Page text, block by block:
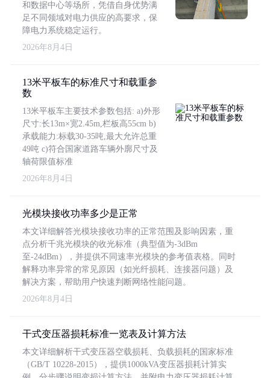
和数据中心等场所，凭借自身优势满
足不同领域对电力供应的高要求，保
障电力系统稳定运行。
2026年8月4日
13米平板车的标准尺寸和载重参
数
13米平板车主要技术参数包括: a)外形
尺寸:长13m×宽2.45m,栏板高55cm b)
承载能力:标载30-35吨,最大允许总重
49吨 c)符合国家道路车辆外廓尺寸及
轴荷限值标准
2026年8月4日
光模块接收功率多少是正常
本文详细解答光模块接收功率的正常范围及影响因素，重
点分析千兆光模块的收光标准（典型值为-3dBm
至-24dBm），并提供不同速率光模块的参考值表格。同时
解释功率异常的常见原因（如光纤损耗、连接器问题）及
解决方案，帮助用户快速判断网络性能问题。
2026年8月4日
干式变压器损耗标准一览表及计算方法
本文详细解析干式变压器空载损耗、负载损耗的国家标准
（GB/T 10228-2015），提供1000kVA变压器损耗计算实